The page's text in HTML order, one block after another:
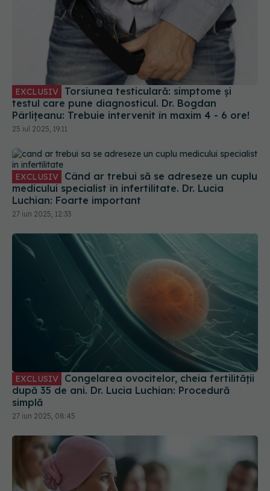
EXCLUSIV
testul care pune diagnosticul. Dr. Bogdan
Pârlițeanu: Trebuie intervenit în maxim 4 - 6 ore!
25 iul 2025, 19:11
EXCLUSIV
medicului specialist în infertilitate. Dr. Lucia
Luchian: Foarte important
27 iun 2025, 12:33
după 35 de ani. Dr. Lucia Luchian: Procedură
simplă
27 iun 2025, 08:45